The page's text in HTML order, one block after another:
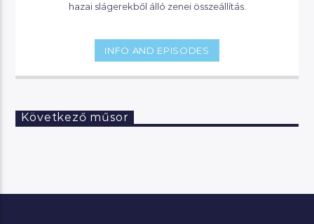
hazai slágerekből álló zenei összeállítás.
INFO AND EPISODES
Következő műsor